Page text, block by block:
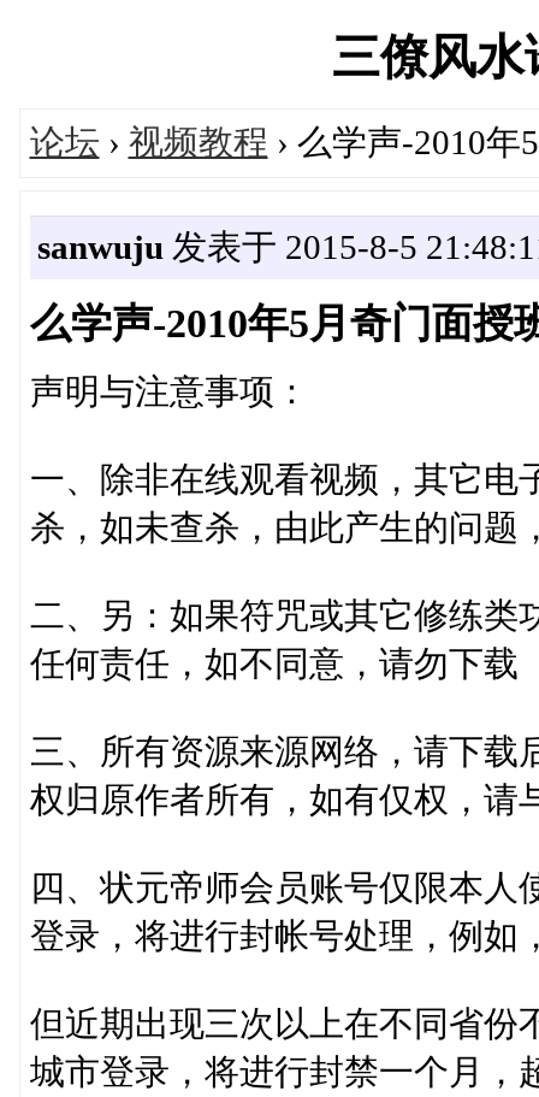
三僚风
论坛 › 视频教程 › 么学声-2010
sanwuju 发表于 2015-8-5
么学声-2010年5月奇门面授
声明与注意事项：
一、除非在线观看视频，其它电
杀，如未查杀，由此产生的问题
二、另：如果符咒或其它修练类
任何责任，如不同意，请勿下载
三、所有资源来源网络，请下载
权归原作者所有，如有仅权，请
四、状元帝师会员账号仅限本人
登录，将进行封帐号处理，例如
但近期出现三次以上在不同省份
城市登录，将进行封禁一个月，